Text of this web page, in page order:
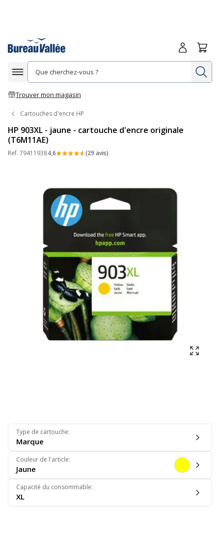
Afficher la navigation
Trouver mon magasin
Me
Cartouches d'encre HP
HP 903XL - jaune - cartouche d'encre originale
(T6M11AE)
Ref. 794119384,6 (29 avis)
Type de cartouche:
Marque
Couleur de l'article:
Jaune
Capacité du consommable:
XL